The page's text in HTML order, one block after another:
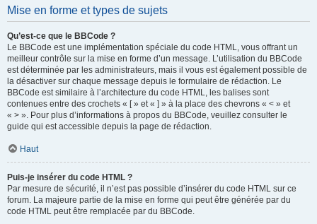
Mise en forme et types de sujets
Qu’est-ce que le BBCode ?
Le BBCode est une implémentation spéciale du code HTML, vous offrant un
meilleur contrôle sur la mise en forme d’un message. L’utilisation du BBCode
est déterminée par les administrateurs, mais il vous est également possible de
la désactiver sur chaque message depuis le formulaire de rédaction. Le
BBCode est similaire à l’architecture du code HTML, les balises sont
contenues entre des crochets « [ » et « ] » à la place des chevrons « < » et
« > ». Pour plus d’informations à propos du BBCode, veuillez consulter le
guide qui est accessible depuis la page de rédaction.
Haut
Puis-je insérer du code HTML ?
Par mesure de sécurité, il n’est pas possible d’insérer du code HTML sur ce
forum. La majeure partie de la mise en forme qui peut être générée par du
code HTML peut être remplacée par du BBCode.